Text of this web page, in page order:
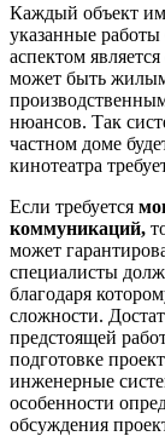
Каждый объект
указанные
аспектом
может быть
нюансов. Так
частном доме
кинотеатра
Если требуется
коммуникаций,
может
специалисты
благодаря
сложности.
предстоящей
подготовке
инженерные
особенности
обсуждения